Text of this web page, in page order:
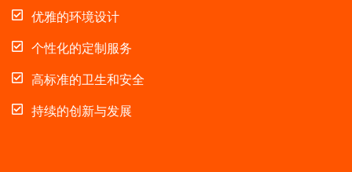
优雅的环境设计
个性化的定制服务
高标准的卫生和安全
持续的创新与发展